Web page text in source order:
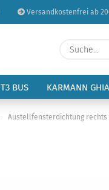
Versandkostenfrei ab
T3 BUS KARMANN GHIA
Austellfensterdichtung rechts